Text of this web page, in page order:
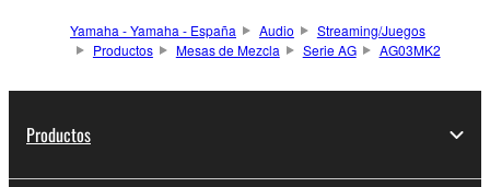
Yamaha - Yamaha - España Audio
Streaming/Juegos
Productos
Mesas de Mezcla Serie AG AG03MK2
Productos